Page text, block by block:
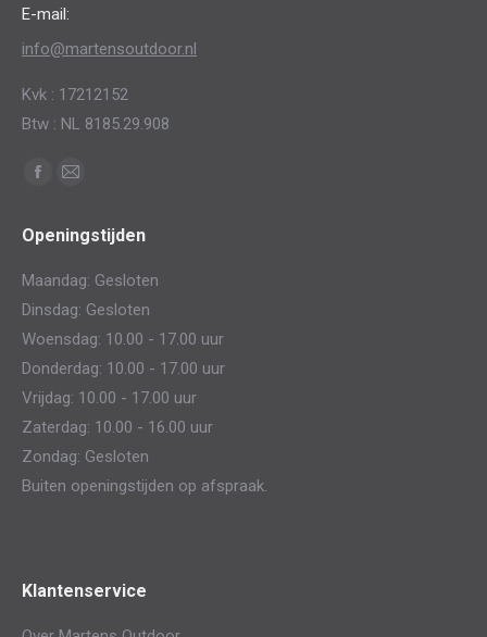
E-mail:
info@martensoutdoor.nl
Kvk : 17212152
Btw : NL 8185.29.908
Vind ons op:
Facebook
opens
Mail
opens
Openingstijden
Maandag: Gesloten
Dinsdag: Gesloten
Woensdag: 10.00 - 17.00 uur
Donderdag: 10.00 - 17.00 uur
Vrijdag: 10.00 - 17.00 uur
Zaterdag: 10.00 - 16.00 uur
Zondag: Gesloten
Buiten openingstijden op afspraak.
Klantenservice